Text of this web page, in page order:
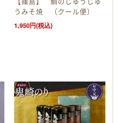
うみそ焼 （クール便）
1,950円(税込)